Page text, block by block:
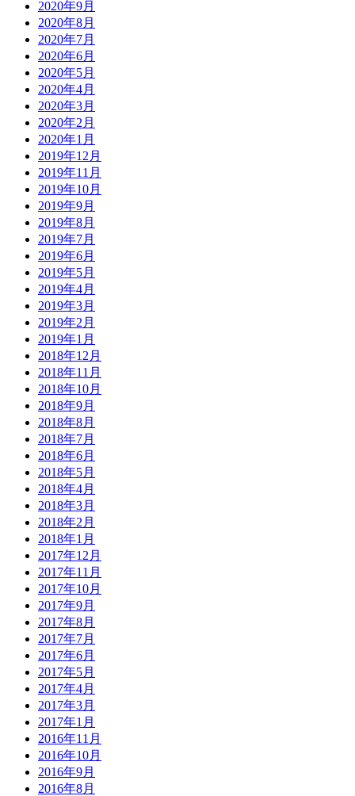
2020年9月
2020年8月
2020年7月
2020年6月
2020年5月
2020年4月
2020年3月
2020年2月
2020年1月
2019年12月
2019年11月
2019年10月
2019年9月
2019年8月
2019年7月
2019年6月
2019年5月
2019年4月
2019年3月
2019年2月
2019年1月
2018年12月
2018年11月
2018年10月
2018年9月
2018年8月
2018年7月
2018年6月
2018年5月
2018年4月
2018年3月
2018年2月
2018年1月
2017年12月
2017年11月
2017年10月
2017年9月
2017年8月
2017年7月
2017年6月
2017年5月
2017年4月
2017年3月
2017年1月
2016年11月
2016年10月
2016年9月
2016年8月